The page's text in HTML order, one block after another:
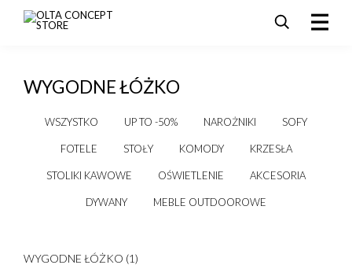
SALE
AKTUALNOŚCI I PROMOCJE
REALIZACJE
WYGODNE ŁÓŻKO
WSZYSTKO UP TO -50% NAROŻNIKI SOFY
FOTELE STOŁY KOMODY KRZESŁA
STOLIKI KAWOWE OŚWIETLENIE AKCESORIA
DYWANY MEBLE OUTDOOROWE
WYGODNE ŁÓŻKO (1)